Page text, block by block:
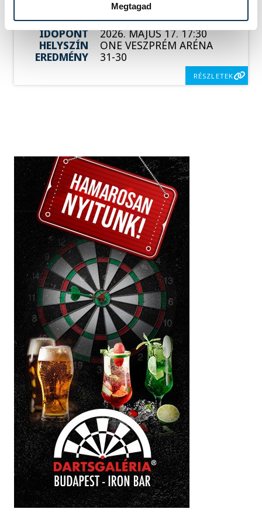
Megtagad
MAGYARORSZÁG
VENDÉG
SZERBIA
IDŐPONT
2026. MÁJUS 17. 17:30
HELYSZÍN
ONE VESZPRÉM ARÉNA
EREDMÉNY
31-30
RÉSZLETEK